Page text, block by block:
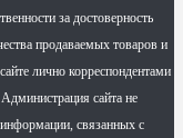
за достоверность
продаваемых товаров и
лично корреспондентами
сайта не
связанных с